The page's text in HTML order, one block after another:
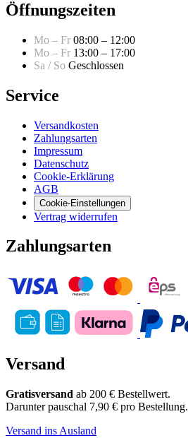
Öffnungszeiten
Mo – Fr 08:00 – 12:00
Mo – Fr 13:00 – 17:00
Sa / So Geschlossen
Service
Versandkosten
Zahlungsarten
Impressum
Datenschutz
Cookie-Erklärung
AGB
Cookie-Einstellungen
Vertrag widerrufen
Zahlungsarten
Versand
Gratisversand ab 200 € Bestellwert.
Darunter pauschal 7,90 € pro Bestellung.
Versand ins Ausland